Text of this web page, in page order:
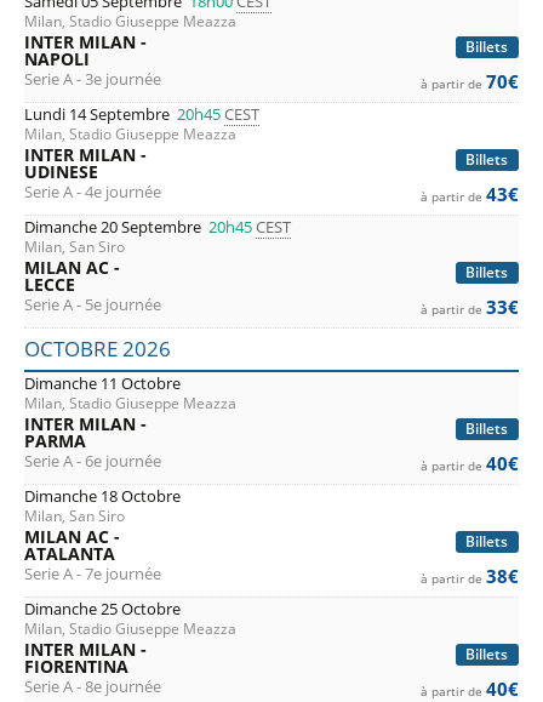
Milan, Stadio Giuseppe Meazza
Billets
INTER MILAN -
NAPOLI
Serie A - 3e journée à partir de 70€
Lundi 14 Septembre 20h45CEST
Milan, Stadio Giuseppe Meazza
Billets
INTER MILAN -
UDINESE
Serie A - 4e journée à partir de 43€
Dimanche 20 Septembre 20h45CEST
Milan, San Siro
Billets
MILAN AC -
LECCE
Serie A - 5e journée à partir de 33€
OCTOBRE 2026
Dimanche 11 Octobre
Milan, Stadio Giuseppe Meazza
Billets
INTER MILAN -
PARMA
Serie A - 6e journée à partir de 40€
Dimanche 18 Octobre
Milan, San Siro
Billets
MILAN AC -
ATALANTA
Serie A - 7e journée à partir de 38€
Dimanche 25 Octobre
Milan, Stadio Giuseppe Meazza
Billets
INTER MILAN -
FIORENTINA
Serie A - 8e journée à partir de 40€